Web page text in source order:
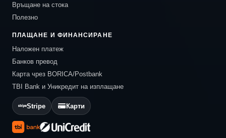
Връщане на стока
Полезно
ПЛАЩАНЕ И ФИНАНСИРАНЕ
Наложен платеж
Банков превод
Карта чрез BORICA/Postbank
TBI Bank и Уникредит на изплащане
Stripe Карти